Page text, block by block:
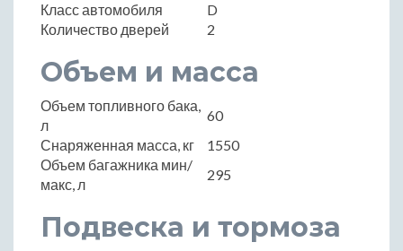
Класс автомобиля
D
Количество дверей
2
Объем и масса
Объем топливного бака,
л
60
Снаряженная масса, кг
1550
Объем багажника мин/
макс, л
295
Подвеска и тормоза